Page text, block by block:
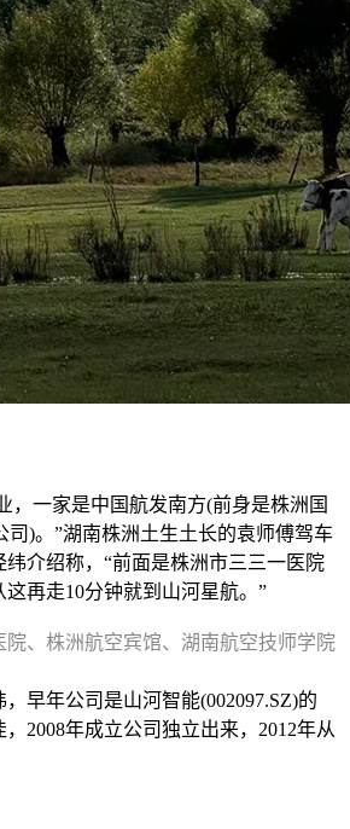
一家是中国航发南方(前身是株洲国
)。”湖南株洲土生土长的袁师傅驾车
介绍称，“前面是株洲市三三一医院
再走10分钟就到山河星航。”
、株洲航空宾馆、湖南航空技师学院
年公司是山河智能(002097.SZ)的
2008年成立公司独立出来，2012年从